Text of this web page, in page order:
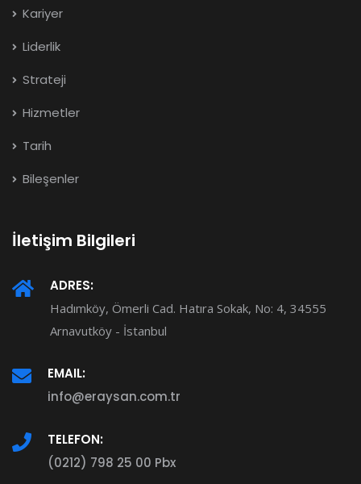
Kariyer
Liderlik
Strateji
Hizmetler
Tarih
Bileşenler
İletişim Bilgileri
ADRES:
Hadımköy, Ömerli Cad. Hatıra Sokak, No: 4, 34555
Arnavutköy - İstanbul
EMAIL:
info@eraysan.com.tr
TELEFON:
(0212) 798 25 00 Pbx